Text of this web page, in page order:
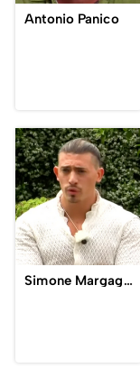
Antonio Panico
Simone Margagliotti